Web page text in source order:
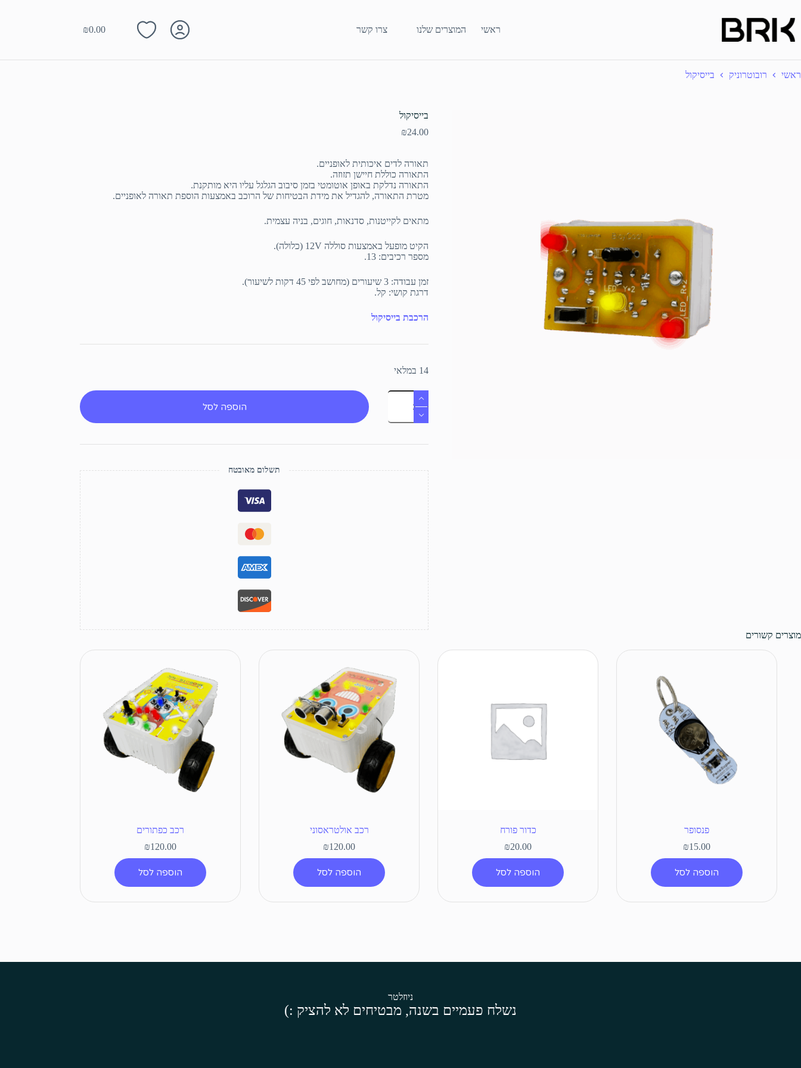
content
ראשי המוצרים שלנו צרו קשר
Shopping
₪0.00
ראשי רובוטרוניק בייסיקול
בייסיקול
₪24.00
תאורה לדים איכותית לאופניים.
התאורה כוללת חיישן תזוזה.
התאורה נדלקת באופן אוטומטי בזמן סיבוב הגלגל עליו היא מותקנת.
מטרת התאורה, להגדיל את מידת הבטיחות של הרוכב באמצעות הוספת תאורה לאופניים.
מתאים לקייטנות, סדנאות, חוגים, בניה עצמית.
הקיט מופעל באמצעות סוללה 12V (כלולה).
מספר רכיבים: 13.
זמן עבודה: 3 שיעורים (מחושב לפי 45 דקות לשיעור).
דרגת קושי: קל.
הרכבת בייסיקול
14 במלאי
כמות
של
בייסיקול
הוספה לסל
תשלום מאובטח
מוצרים קשורים
פנסופר
₪15.00
הוספה לסל
כדור פורח
₪20.00
הוספה לסל
רכב אולטראסוני
₪120.00
הוספה לסל
רכב כפתורים
₪120.00
הוספה לסל
ניוזלטר
נשלח פעמיים בשנה, מבטיחים לא להציק :)